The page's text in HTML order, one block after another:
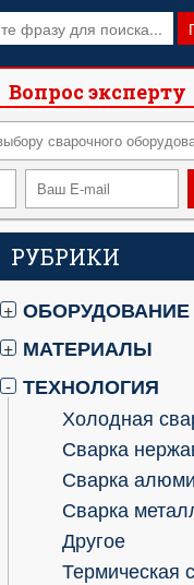
Вопрос эксперту
РУБРИКИ
+ ОБОРУДОВАНИЕ
+ МАТЕРИАЛЫ
- ТЕХНОЛОГИЯ
Холодная
Сварка
Сварка
Сварка
Другое
Термическая